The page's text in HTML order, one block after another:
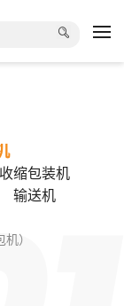
）
缩包装机
输送机